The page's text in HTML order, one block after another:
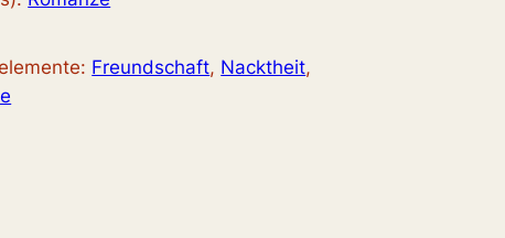
Freundschaft, Nacktheit